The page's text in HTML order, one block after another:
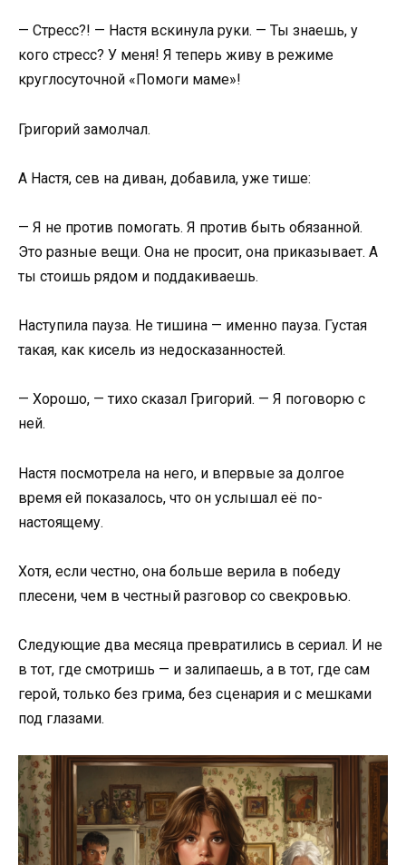
— Стресс?! — Настя вскинула руки. — Ты знаешь, у
кого стресс? У меня! Я теперь живу в режиме
круглосуточной «Помоги маме»!
Григорий замолчал.
А Настя, сев на диван, добавила, уже тише:
— Я не против помогать. Я против быть обязанной.
Это разные вещи. Она не просит, она приказывает. А
ты стоишь рядом и поддакиваешь.
Наступила пауза. Не тишина — именно пауза. Густая
такая, как кисель из недосказанностей.
— Хорошо, — тихо сказал Григорий. — Я поговорю с
ней.
Настя посмотрела на него, и впервые за долгое
время ей показалось, что он услышал её по-
настоящему.
Хотя, если честно, она больше верила в победу
плесени, чем в честный разговор со свекровью.
Следующие два месяца превратились в сериал. И не
в тот, где смотришь — и залипаешь, а в тот, где сам
герой, только без грима, без сценария и с мешками
под глазами.